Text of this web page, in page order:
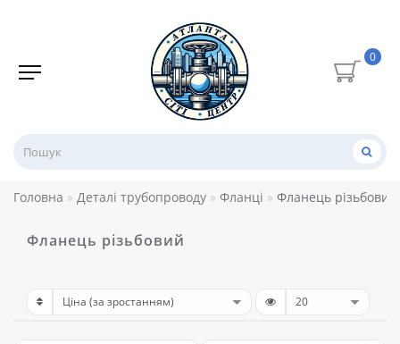
0
Головна Деталі трубопроводу Фланці Фланець різьбовий
Фланець різьбовий